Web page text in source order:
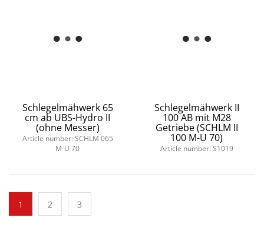
Schlegelmähwerk 65
cm ab UBS-Hydro II
(ohne Messer)
Article number: SCHLM 065
M-U 70
Schlegelmähwerk II
100 AB mit M28
Getriebe (SCHLM II
100 M-U 70)
Article number: S1019
1 2 3